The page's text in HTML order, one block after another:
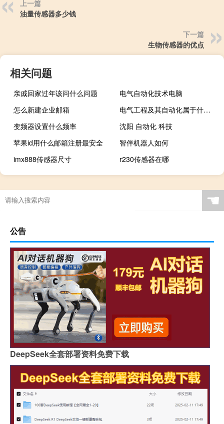
上一篇
油量传感器多少钱
下一篇
生物传感器的优点
相关问题
亲戚回家过年该问什么问题
电气自动化技术电脑
怎么新建企业邮箱
电气工程及其自动化属于什么类别
变频器设置什么频率
沈阳 自动化 科技
苹果id用什么邮箱注册最安全
智伴机器人如何
imx888传感器尺寸
r230传感器在哪
☚
公告
DeepSeek全套部署资料免费下载